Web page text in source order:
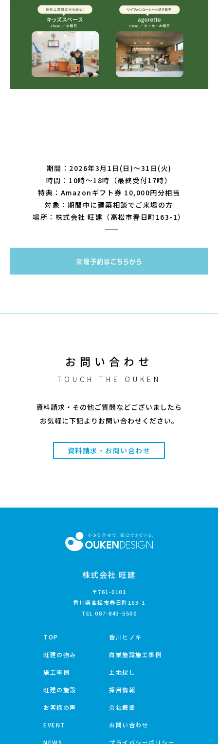
期間：2026年3月1日(日)～31日(火)
時間：10時～18時（最終受付17時）
特典：Amazonギフト券 10,000円分相当
対象：期間中に建築相談でご来場の方
場所：株式会社 旺建（高松市春日町163-1）
――――――――――――――――――――――――――
お問い合わせ
TOUCH THE OUKEN
資料請求・その他ご質問などございましたら
お気軽に下記よりお問い合わせください。
資料請求・お問い合わせ
株式会社 旺建
〒761-0101
香川県高松市春日町163-1
TEL 087-843-5500
TOP
旺建の強み
施工事例
旺建の施設
お客様の声
EVENT
NEWS
香川ヒノキ
商業施設施工事例
土地探し
採用情報
会社概要
お問い合わせ
プライバシーポリシー